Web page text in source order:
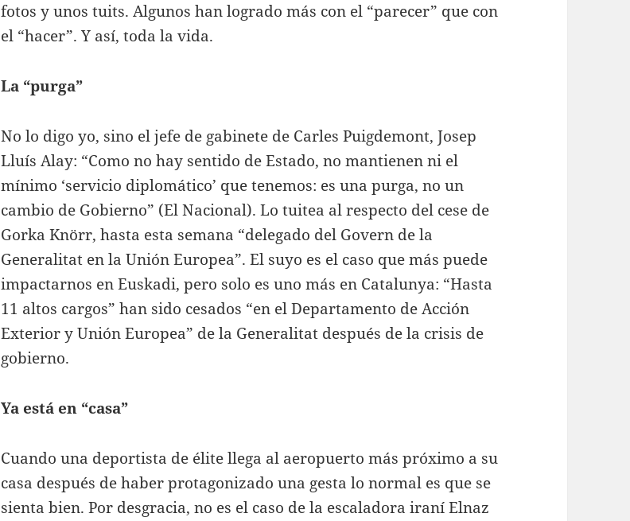
fotos y unos tuits. Algunos han logrado más con el “parecer” que con
el “hacer”. Y así, toda la vida.
La “purga”
No lo digo yo, sino el jefe de gabinete de Carles Puigdemont, Josep
Lluís Alay: “Como no hay sentido de Estado, no mantienen ni el
mínimo ‘servicio diplomático’ que tenemos: es una purga, no un
cambio de Gobierno” (El Nacional). Lo tuitea al respecto del cese de
Gorka Knörr, hasta esta semana “delegado del Govern de la
Generalitat en la Unión Europea”. El suyo es el caso que más puede
impactarnos en Euskadi, pero solo es uno más en Catalunya: “Hasta
11 altos cargos” han sido cesados “en el Departamento de Acción
Exterior y Unión Europea” de la Generalitat después de la crisis de
gobierno.
Ya está en “casa”
Cuando una deportista de élite llega al aeropuerto más próximo a su
casa después de haber protagonizado una gesta lo normal es que se
sienta bien. Por desgracia, no es el caso de la escaladora iraní Elnaz